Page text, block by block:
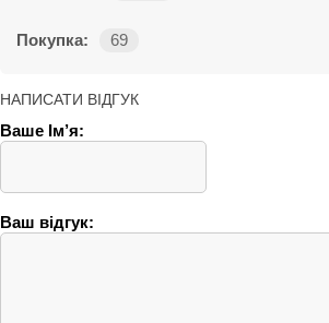
Покупка: 69
НАПИСАТИ ВІДГУК
Ваше Ім’я:
Ваш відгук: